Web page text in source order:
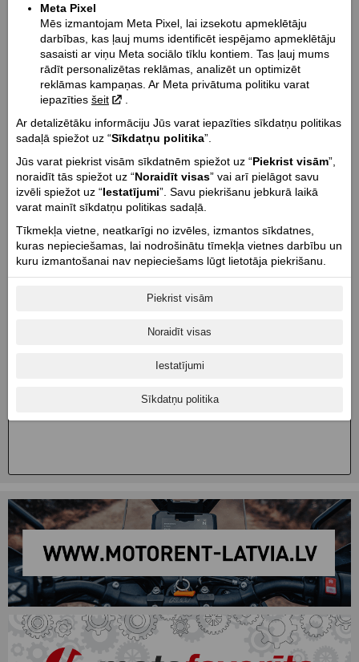
Moto salons
Valgales iela 2a
Rīga, Latvija, LV-1029
Tālr. +371 678 92 256
info@motofavorits.lv
www.indian-motorcycle.lv
Darba laiks:
Darba dienās | 9.00 - 18.00
Sestdienās | slēgts
Svētdienās | slēgts
Serviss sestdienās un svētdienās ir slēgts!
Meta Pixel
Mēs izmantojam Meta Pixel, lai izsekotu apmeklētāju
darbības, kas ļauj mums identificēt iespējamo apmeklētāju
sasaisti ar viņu Meta sociālo tīklu kontiem. Tas ļauj mums
rādīt personalizētas reklāmas, analizēt un optimizēt
reklāmas kampaņas. Ar Meta privātuma politiku varat
iepazīties šeit
Ar detalizētāku informāciju Jūs varat iepazīties sīkdatņu politikas
sadaļā spiežot uz “Sīkdatņu politika”.
Jūs varat piekrist visām sīkdatnēm spiežot uz “Piekrist visām”,
noraidīt tās spiežot uz “Noraidīt visas” vai arī pielāgot savu
izvēli spiežot uz “Iestatījumi”. Savu piekrišanu jebkurā laikā
varat mainīt sīkdatņu politikas sadaļā.
Tīkmekļa vietne, neatkarīgi no izvēles, izmantos sīkdatnes,
kuras nepieciešamas, lai nodrošinātu tīmekļa vietnes darbību un
kuru izmantošanai nav nepieciešams lūgt lietotāja piekrišanu.
Piekrist visām
Noraidīt visas
Iestatījumi
Sīkdatņu politika